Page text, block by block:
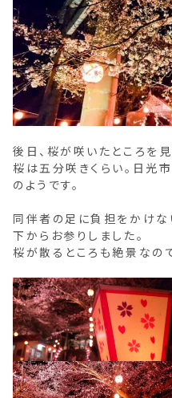
後日、桜が咲いたところを
桜は五分咲きくらい。日光
のようです。
同伴者の足に負担をかけな
下からお参りしました。
桜が散るところも絶景なの